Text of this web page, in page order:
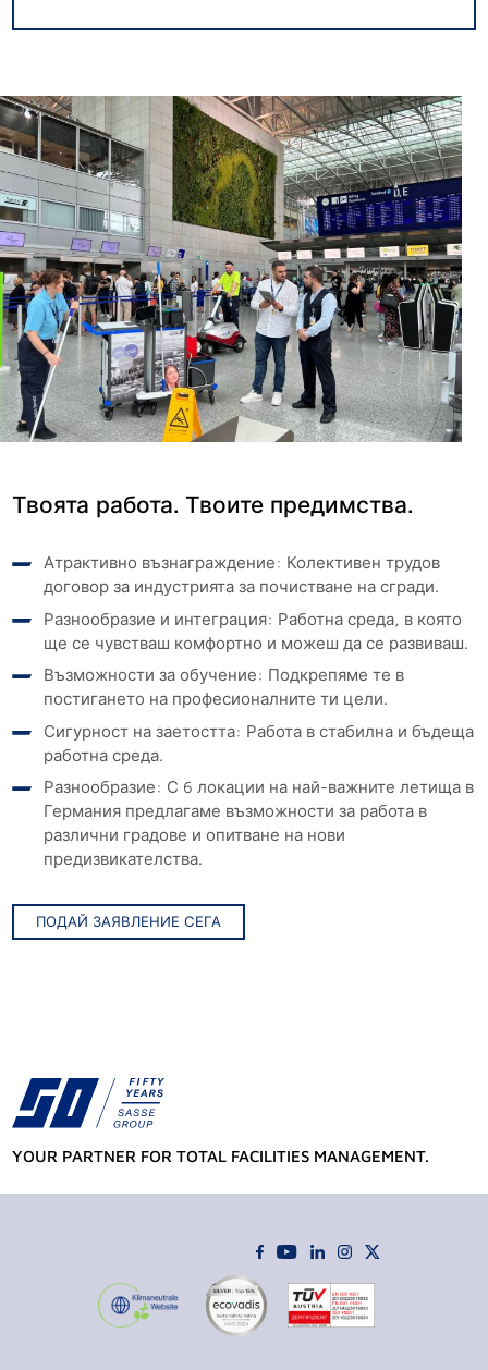
Твоята работа. Твоите предимства.
Атрактивно възнаграждение: Колективен трудов
договор за индустрията за почистване на сгради.
Разнообразие и интеграция: Работна среда, в която
ще се чувстваш комфортно и можеш да се развиваш.
Възможности за обучение: Подкрепяме те в
постигането на професионалните ти цели.
Сигурност на заетостта: Работа в стабилна и бъдеща
работна среда.
Разнообразие: С 6 локации на най-важните летища в
Германия предлагаме възможности за работа в
различни градове и опитване на нови
предизвикателства.
ПОДАЙ ЗАЯВЛЕНИЕ СЕГА
YOUR PARTNER FOR TOTAL FACILITIES MANAGEMENT.